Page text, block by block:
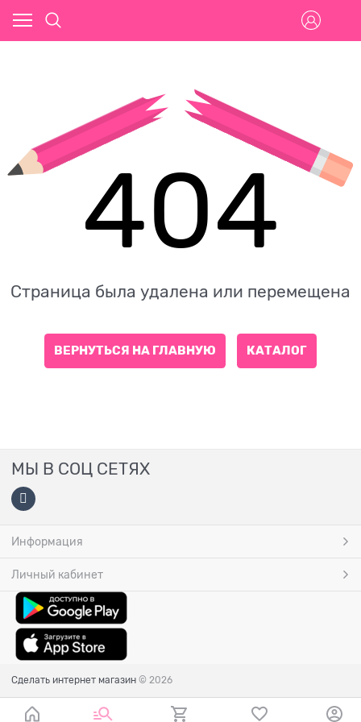
404
Страница была удалена или перемещена
ВЕРНУТЬСЯ НА ГЛАВНУЮ КАТАЛОГ
МЫ В СОЦ СЕТЯХ
Информация
Личный кабинет
Сделать интернет магазин © 2026